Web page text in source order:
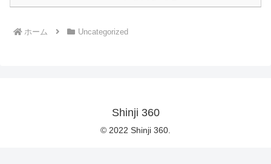
ホーム Uncategorized
Shinji 360
© 2022 Shinji 360.